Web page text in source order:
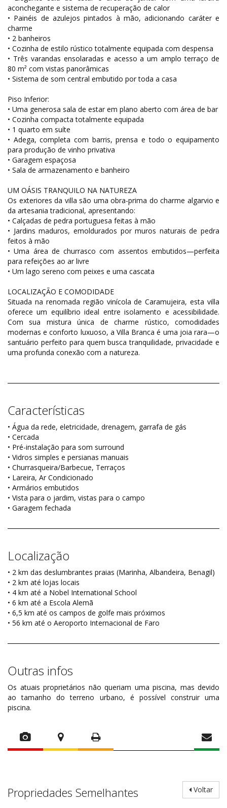
aconchegante e sistema de recuperação de calor
• Painéis de azulejos pintados à mão, adicionando caráter e
charme
• 2 banheiros
• Cozinha de estilo rústico totalmente equipada com despensa
• Três varandas ensolaradas e acesso a um amplo terraço de
80 m² com vistas panorâmicas
• Sistema de som central embutido por toda a casa
Piso Inferior:
• Uma generosa sala de estar em plano aberto com área de bar
• Cozinha compacta totalmente equipada
• 1 quarto em suíte
• Adega, completa com barris, prensa e todo o equipamento
para produção de vinho privativa
• Garagem espaçosa
• Sala de armazenamento e banheiro
UM OÁSIS TRANQUILO NA NATUREZA
Os exteriores da villa são uma obra-prima do charme algarvio e
da artesania tradicional, apresentando:
• Calçadas de pedra portuguesa feitas à mão
• Jardins maduros, emoldurados por muros naturais de pedra
feitos à mão
• Uma área de churrasco com assentos embutidos—perfeita
para refeições ao ar livre
• Um lago sereno com peixes e uma cascata
LOCALIZAÇÃO E COMODIDADE
Situada na renomada região vinícola de Caramujeira, esta villa
oferece um equilíbrio ideal entre isolamento e acessibilidade.
Com sua mistura única de charme rústico, comodidades
modernas e conforto luxuoso, a Villa Branca é uma joia rara—o
santuário perfeito para quem busca tranquilidade, privacidade e
uma profunda conexão com a natureza.
Características
• Água da rede, eletricidade, drenagem, garrafa de gás
• Cercada
• Pré-instalação para som surround
• Vidros simples e persianas manuais
• Churrasqueira/Barbecue, Terraços
• Lareira, Ar Condicionado
• Armários embutidos
• Vista para o jardim, vistas para o campo
• Garagem fechada
Localização
• 2 km das deslumbrantes praias (Marinha, Albandeira, Benagil)
• 2 km até lojas locais
• 4 km até a Nobel International School
• 6 km até a Escola Alemã
• 6,5 km até os campos de golfe mais próximos
• 56 km até o Aeroporto Internacional de Faro
Outras infos
Os atuais proprietários não queriam uma piscina, mas devido
ao tamanho do terreno urbano, é possível construir uma
piscina.
Voltar
Propriedades Semelhantes